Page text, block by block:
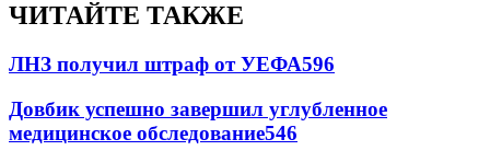
ЧИТАЙТЕ ТАКЖЕ
ЛНЗ получил штраф от УЕФА596
Довбик успешно завершил углубленное
медицинское обследование546